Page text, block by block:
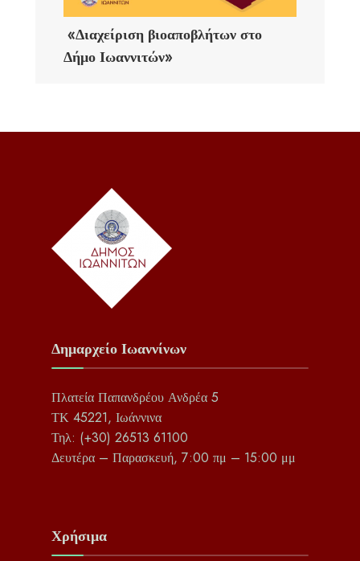
«Διαχείριση βιοαποβλήτων στο
Δήμο Ιωαννιτών»
Δημαρχείο Ιωαννίνων
Πλατεία Παπανδρέου Ανδρέα 5
ΤΚ 45221, Ιωάννινα
Τηλ: (+30) 26513 61100
Δευτέρα – Παρασκευή, 7:00 πμ – 15:00 μμ
Χρήσιμα